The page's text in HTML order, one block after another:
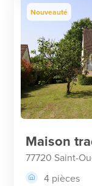
Nouveauté
Maison
77720 Saint-
4 pièces